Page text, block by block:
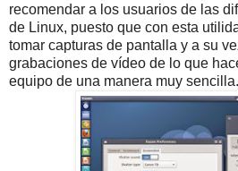
recomendar a los usuarios de las
de Linux, puesto que con esta
tomar capturas de pantalla y a su
grabaciones de vídeo de lo que
equipo de una manera muy sencilla.